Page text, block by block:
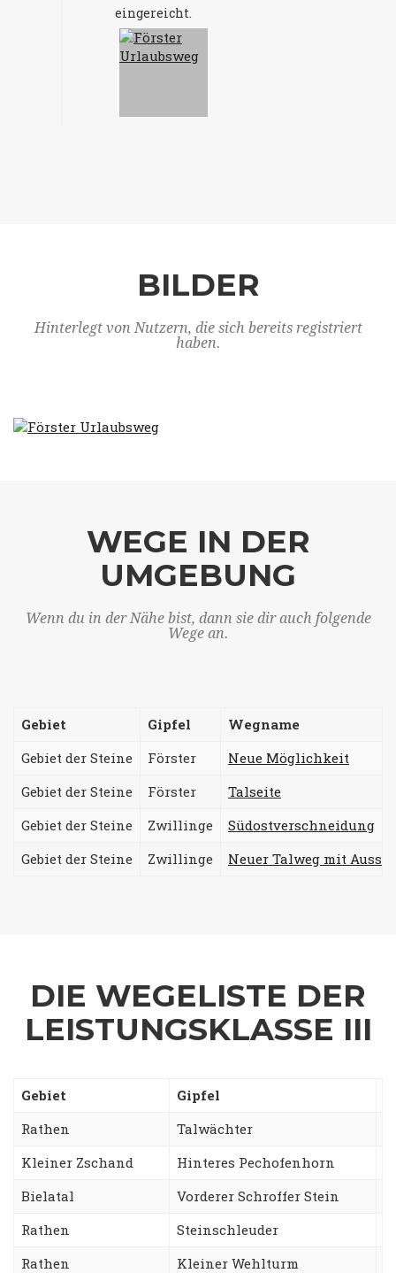
eingereicht.
BILDER
Hinterlegt von Nutzern, die sich bereits registriert
haben.
WEGE IN DER
UMGEBUNG
Wenn du in der Nähe bist, dann sie dir auch folgende
Wege an.
Gebiet Gipfel
Wegname
Gebiet der Steine
Förster
Neue Möglichkeit
Gebiet der Steine
Förster
Talseite
Gebiet der Steine
Zwillinge
Südostverschneidung
Gebiet der Steine
Zwillinge Neuer Talweg mit
DIE WEGELISTE DER
LEISTUNGSKLASSE III
Gebiet Gipfel
Rathen
Talwächter
Kleiner Zschand
Hinteres Pechofenhorn
Bielatal
Vorderer Schroffer Stein
Rathen
Steinschleuder
Rathen
Kleiner Wehlturm